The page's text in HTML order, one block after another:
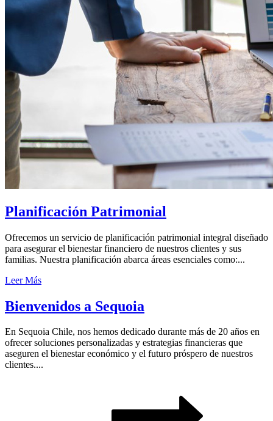
Planificación Patrimonial
Ofrecemos un servicio de planificación patrimonial integral diseñado
para asegurar el bienestar financiero de nuestros clientes y sus
familias. Nuestra planificación abarca áreas esenciales como:...
Leer Más
Bienvenidos a Sequoia
En Sequoia Chile, nos hemos dedicado durante más de 20 años en
ofrecer soluciones personalizadas y estrategias financieras que
aseguren el bienestar económico y el futuro próspero de nuestros
clientes....